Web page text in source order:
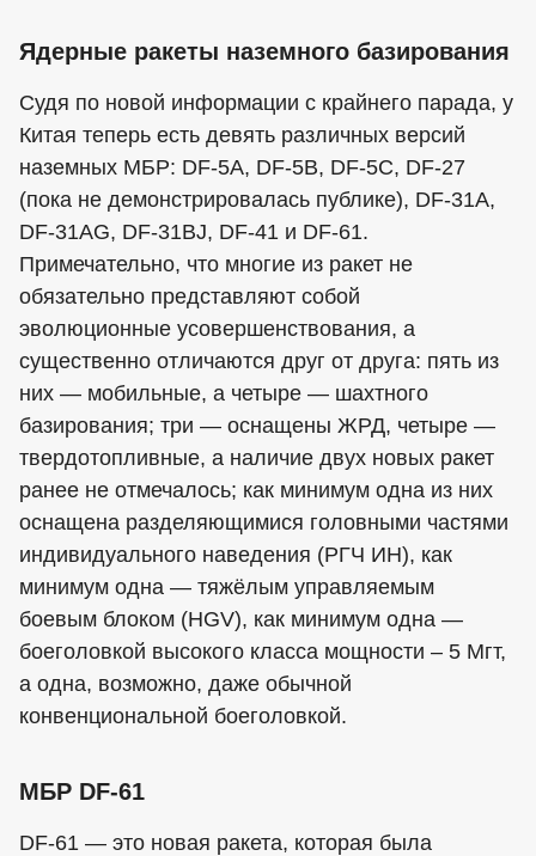
Ядерные ракеты наземного базирования
Судя по новой информации с крайнего парада, у
Китая теперь есть девять различных версий
наземных МБР: DF-5A, DF-5B, DF-5C, DF-27
(пока не демонстрировалась публике), DF-31A,
DF-31AG, DF-31BJ, DF-41 и DF-61.
Примечательно, что многие из ракет не
обязательно представляют собой
эволюционные усовершенствования, а
существенно отличаются друг от друга: пять из
них — мобильные, а четыре — шахтного
базирования; три — оснащены ЖРД, четыре —
твердотопливные, а наличие двух новых ракет
ранее не отмечалось; как минимум одна из них
оснащена разделяющимися головными частями
индивидуального наведения (РГЧ ИН), как
минимум одна — тяжёлым управляемым
боевым блоком (HGV), как минимум одна —
боеголовкой высокого класса мощности – 5 Мгт,
а одна, возможно, даже обычной
конвенциональной боеголовкой.
МБР DF-61
DF-61 — это новая ракета, которая была